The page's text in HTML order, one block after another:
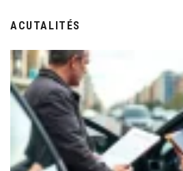
ACUTALITÉS